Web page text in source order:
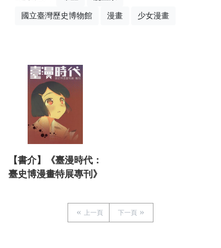
國立臺灣歷史博物館 漫畫 少女漫畫
【書介】《臺漫時代：
臺史博漫畫特展專刊》
上一頁 下一頁